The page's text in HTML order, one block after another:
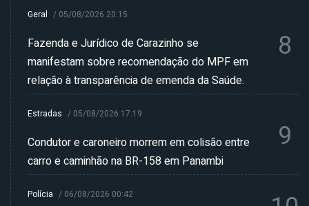
Geral / 05/08/2026 20:15
Fazenda e Jurídico de Carazinho se
manifestam sobre recomendação do MPF em
relação à transparência de emenda da Saúde.
8
Estradas / 05/08/2026 17:19
Condutor e caroneiro morrem em colisão entre
carro e caminhão na BR-158 em Panambi
9
Polícia / 06/08/2026 00:42